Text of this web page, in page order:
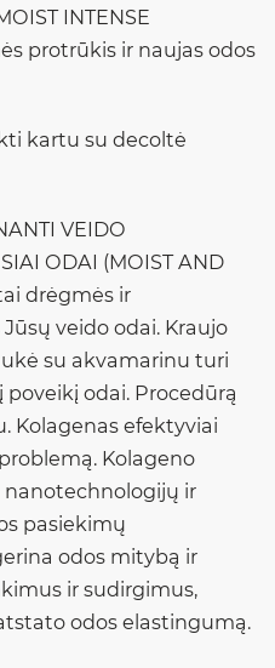
INTENSE
protrūkis ir naujas odos
kartu su decoltė
VEIDO
ODAI (MOIST AND
drėgmės ir
veido odai. Kraujo
su akvamarinu turi
odai. Procedūrą
Kolagenas efektyviai
Kolageno
ir
pasiekimų
odos mitybą ir
ir sudirgimus,
odos elastingumą.